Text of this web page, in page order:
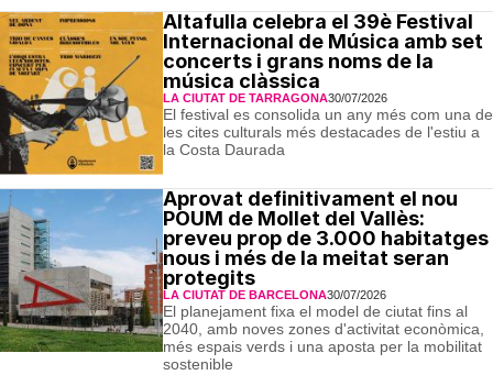
Altafulla celebra el 39è Festival
Internacional de Música amb set
concerts i grans noms de la
música clàssica
LA CIUTAT DE TARRAGONA30/07/2026
El festival es consolida un any més com una de
les cites culturals més destacades de l'estiu a
la Costa Daurada
Aprovat definitivament el nou
POUM de Mollet del Vallès:
preveu prop de 3.000 habitatges
nous i més de la meitat seran
protegits
LA CIUTAT DE BARCELONA30/07/2026
El planejament fixa el model de ciutat fins al
2040, amb noves zones d'activitat econòmica,
més espais verds i una aposta per la mobilitat
sostenible